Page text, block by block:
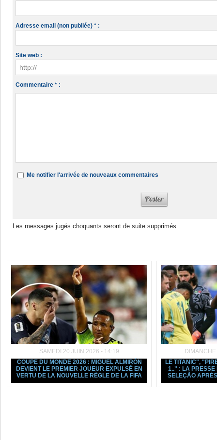
Adresse email (non publiée) * :
Site web :
Commentaire * :
Me notifier l'arrivée de nouveaux commentaires
Les messages jugés choquants seront de suite supprimés
SAMEDI 20 JUIN 2026 - 14:19
COUPE DU MONDE 2026 : MIGUEL ALMIRÓN
DEVIENT LE PREMIER JOUEUR EXPULSÉ EN
VERTU DE LA NOUVELLE RÈGLE DE LA FIFA
LE TITANIC",
1.." : LA PRESSE
SELEÇÃO